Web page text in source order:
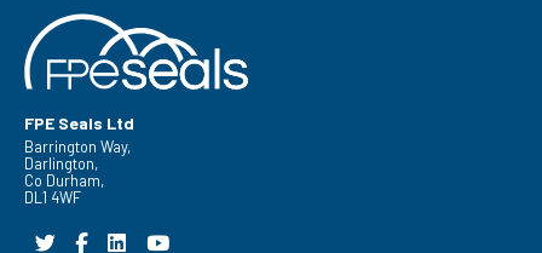
FPE Seals Ltd
Barrington Way,
Darlington,
Co Durham,
DL1 4WF